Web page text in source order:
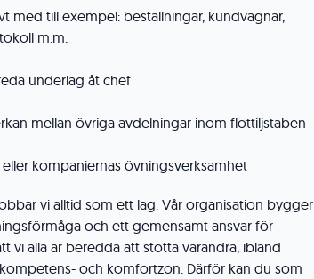
med till exempel: beställningar, kundvagnar,
m.m.
underlag åt chef
mellan övriga avdelningar inom flottiljstaben
kompaniernas övningsverksamhet
vi alltid som ett lag. Vår organisation bygger
och ett gemensamt ansvar för
vi alla är beredda att stötta varandra, ibland
och komfortzon. Därför kan du som